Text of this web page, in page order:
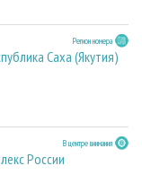
Регион номера
Саха (Якутия)
В центре внимания
России